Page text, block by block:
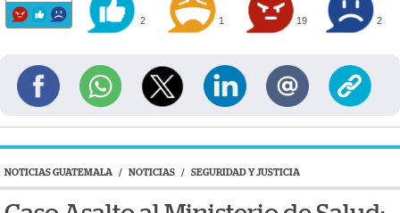
2 1 19 2
NOTICIAS GUATEMALA / NOTICIAS / SEGURIDAD Y JUSTICIA